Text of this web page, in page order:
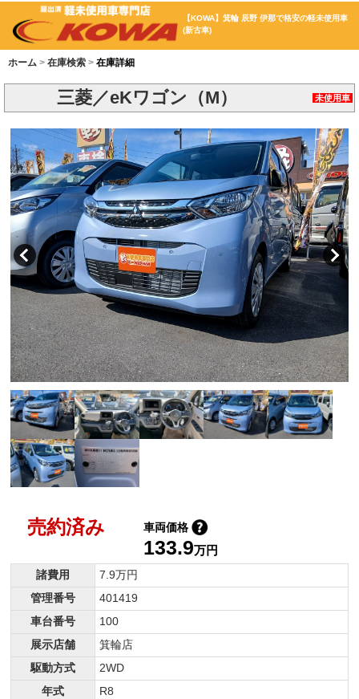
【KOWA】箕輪 辰野 伊那で格安の軽未使用車
(新古車)
ホーム 在庫検索 在庫詳細
三菱／eKワゴン（M） 未使用車
売約済み 車両価格
133.9万円
諸費用
7.9万円
管理番号
401419
車台番号
100
展示店舗
箕輪店
駆動方式
2WD
年式
R8